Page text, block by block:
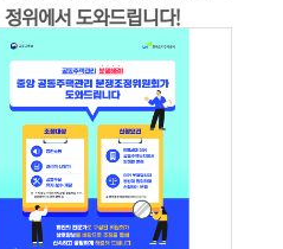
정위에서 도와드립니다!